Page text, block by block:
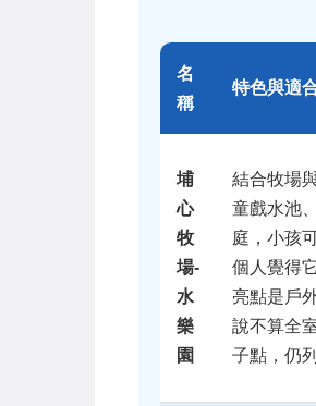
名
稱
特色與適
埔
心
牧
場-
水
樂
園
結合牧場
童戲水池
庭，小孩
個人覺得
亮點是戶
說不算全
子點，仍